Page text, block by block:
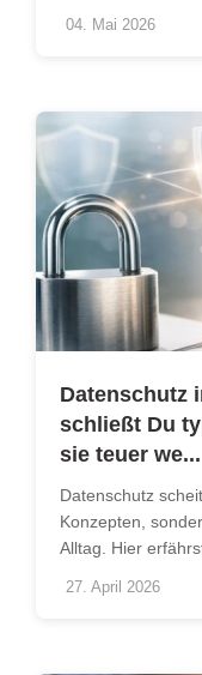
04. Mai 2026
Datenschutz
schließt Du
sie teuer we...
Datenschutz
Konzepten,
Alltag. Hier
27. April 2026